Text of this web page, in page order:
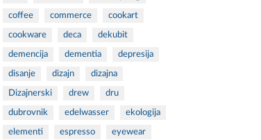
coffee commerce cookart
cookware deca dekubit
demencija dementia depresija
disanje dizajn dizajna
Dizajnerski drew dru
dubrovnik edelwasser ekologija
elementi espresso eyewear